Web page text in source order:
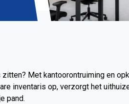
Met kantoorontruiming en
inventaris op, verzorgt het
pand.